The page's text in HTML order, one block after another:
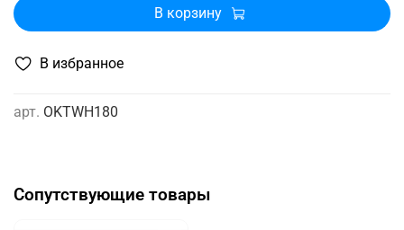
В избранное
арт. OKTWH180
В корзину
Сопутствующие товары